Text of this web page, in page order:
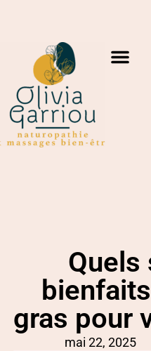
Quels
gras pour
mai 22, 2025